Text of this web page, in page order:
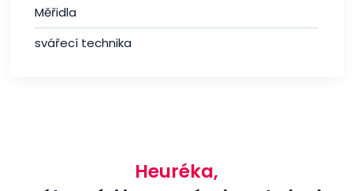
Měřidla
svářecí technika
Heuréka,